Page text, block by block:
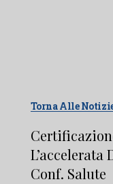
Torna Alle
L’accelerata
Conf. Salute